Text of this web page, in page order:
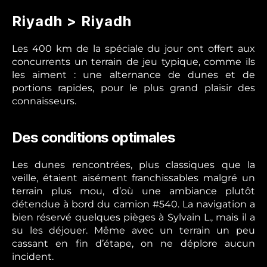
Riyadh > Riyadh
Les 400 km de la spéciale du jour ont offert aux
concurrents un terrain de jeu typique, comme ils
les aiment : une alternance de dunes et de
portions rapides, pour le plus grand plaisir des
connaisseurs.
Des conditions optimales
Les dunes rencontrées, plus classiques que la
veille, étaient aisément franchissables malgré un
terrain plus mou, d’où une ambiance plutôt
détendue à bord du camion #540. La navigation a
bien réservé quelques pièges à Sylvain L., mais il a
su les déjouer. Même avec un terrain un peu
cassant en fin d’étape, on ne déplore aucun
incident.